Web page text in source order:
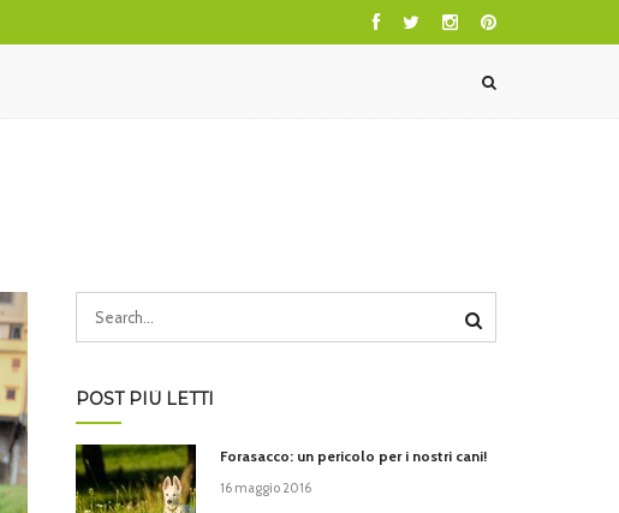
POST PIÙ LETTI
Forasacco: un pericolo per i nostri cani!
16 maggio 2016